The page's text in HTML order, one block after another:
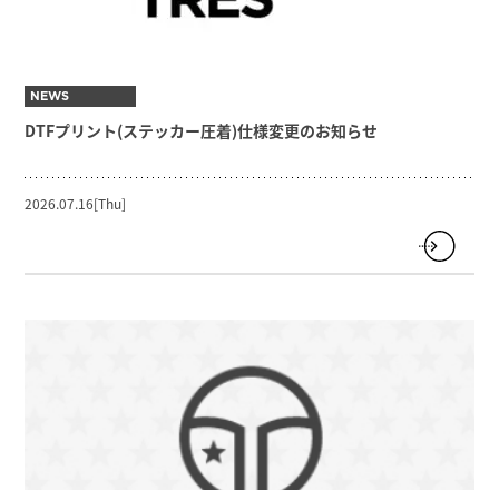
NEWS
DTFプリント(ステッカー圧着)仕様変更のお知らせ
2026.07.16[Thu]